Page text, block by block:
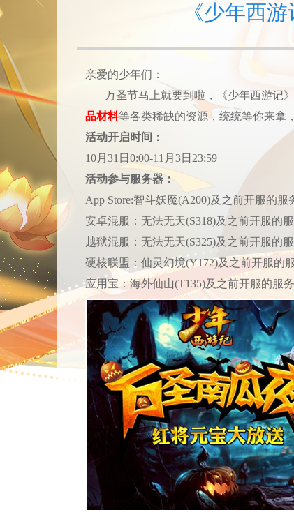
《少年西
亲爱的少年们：
万圣节马上就要到啦，《少年西游记
品材料等各类稀缺的资源，统统等你来拿
活动开启时间：
10月 31 日 0:00-11 月 3日 23:59
活动参与服务器：
App Store:智斗妖魔(A200)及之前开服的服
安卓混服：无法无天(S318)及之前开服的
越狱混服：无法无天(S325)及之前开服的
硬核联盟：仙灵幻境(Y172)及之前开服的
应用宝：海外仙山(T135)及之前开服的服